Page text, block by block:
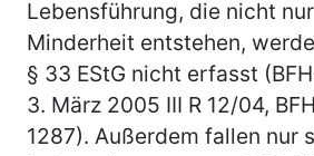
Lebensführung, die nicht
Minderheit entstehen,
§ 33 EStG nicht erfasst
3. März 2005 III R 12/04,
1287). Außerdem fallen nur